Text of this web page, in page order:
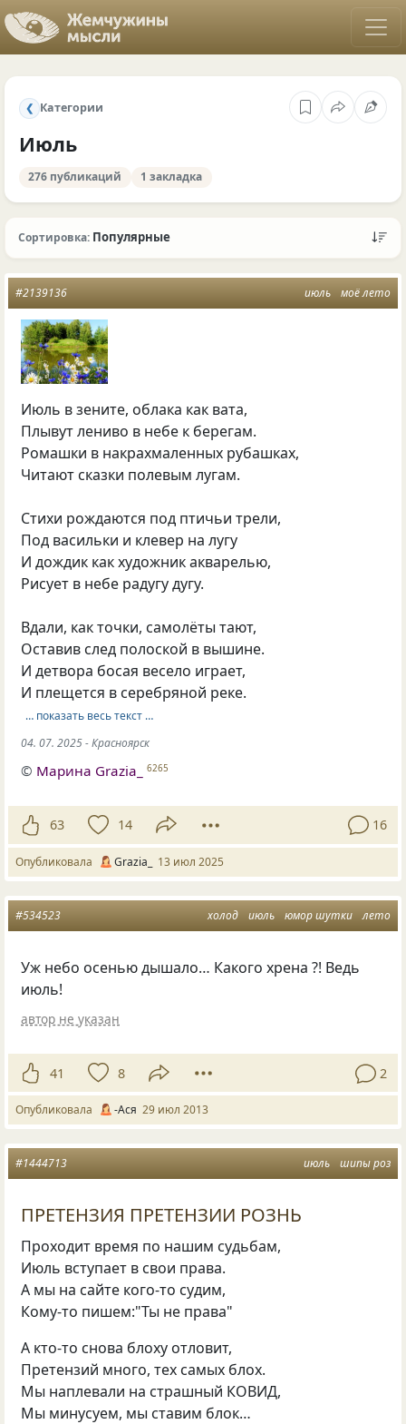
❮ Категории
Июль
276 публикаций 1 закладка
Сортировка: Популярные
июль моё лето
#2139136
Июль в зените, облака как вата,
Плывут лениво в небе к берегам.
Ромашки в накрахмаленных рубашках,
Читают сказки полевым лугам.
Стихи рождаются под птичьи трели,
Под васильки и клевер на лугу
И дождик как художник акварелью,
Рисует в небе радугу дугу.
Вдали, как точки, самолёты тают,
Оставив след полоской в вышине.
И детвора босая весело играет,
И плещется в серебряной реке.
… показать весь текст …
04. 07. 2025 - Красноярск
© Марина Grazia_ 6265
63 14 16
Опубликовала Grazia_ 13 июл 2025
холод июль юмор шутки лето
#534523
Уж небо осенью дышало… Какого хрена ?! Ведь
июль!
автор не указан
41 8 2
Опубликовала -Ася 29 июл 2013
июль шипы роз
#1444713
ПРЕТЕНЗИЯ ПРЕТЕНЗИИ РОЗНЬ
Проходит время по нашим судьбам,
Июль вступает в свои права.
А мы на сайте кого-то судим,
Кому-то пишем:"Ты не права"
А кто-то снова блоху отловит,
Претензий много, тех самых блох.
Мы наплевали на страшный КОВИД,
Мы минусуем, мы ставим блок…